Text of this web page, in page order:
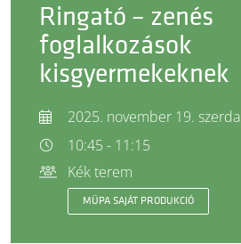
Ringató – zenés
foglalkozások
kisgyermekeknek
2025. november 19. szerda
10:45 - 11:15
Kék terem
MÜPA SAJÁT PRODUKCIÓ